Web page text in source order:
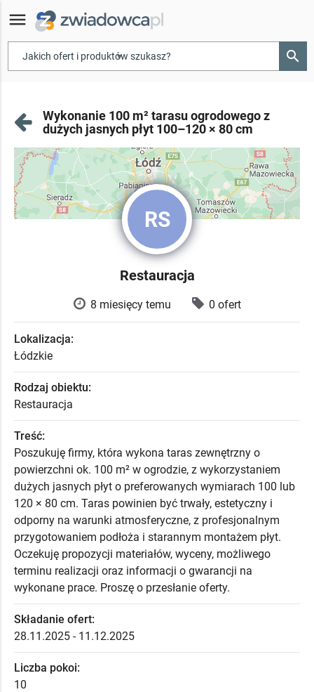
menu
▾ search
Wykonanie 100 m² tarasu ogrodowego z
dużych jasnych płyt 100–120 × 80 cm
RS
Restauracja
8 miesięcy temu 0 ofert
Lokalizacja:
Łódzkie
Rodzaj obiektu:
Restauracja
Treść:
Poszukuję firmy, która wykona taras zewnętrzny o
powierzchni ok. 100 m² w ogrodzie, z wykorzystaniem
dużych jasnych płyt o preferowanych wymiarach 100 lub
120 × 80 cm. Taras powinien być trwały, estetyczny i
odporny na warunki atmosferyczne, z profesjonalnym
przygotowaniem podłoża i starannym montażem płyt.
Oczekuję propozycji materiałów, wyceny, możliwego
terminu realizacji oraz informacji o gwarancji na
wykonane prace. Proszę o przesłanie oferty.
Składanie ofert:
28.11.2025 - 11.12.2025
Liczba pokoi:
10